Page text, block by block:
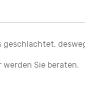
geschlachtet,
Sie beraten.